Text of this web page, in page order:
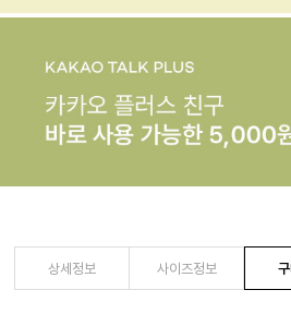
상세정보 사이즈정보